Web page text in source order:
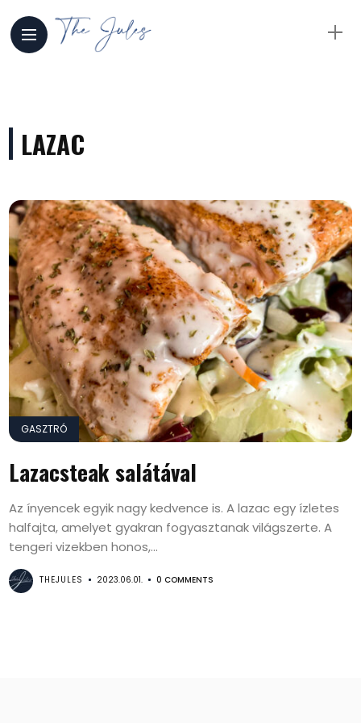
LAZAC
GASZTRÓ
Lazacsteak salátával
Az ínyencek egyik nagy kedvence is. A lazac egy ízletes
halfajta, amelyet gyakran fogyasztanak világszerte. A
tengeri vizekben honos,...
THEJULES 2023.06.01. 0 COMMENTS